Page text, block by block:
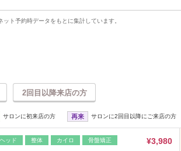
ト予約時データをもとに集計しています。
2回目以降来店の方
サロンに初来店の方 再来 サロンに2回目以降にご来店の方
ヘッド 整体 カイロ 骨盤矯正
¥3,980